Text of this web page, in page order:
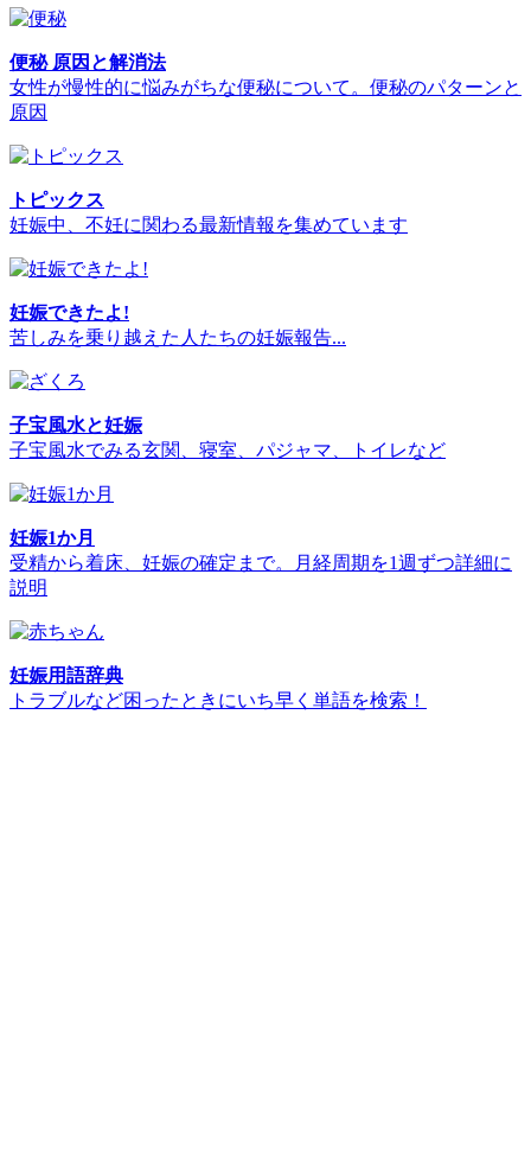
便秘 原因と解消法
女性が慢性的に悩みがちな便秘について。便秘のパターンと
原因
トピックス
妊娠中、不妊に関わる最新情報を集めています
妊娠できたよ!
苦しみを乗り越えた人たちの妊娠報告...
子宝風水と妊娠
子宝風水でみる玄関、寝室、パジャマ、トイレなど
妊娠1か月
受精から着床、妊娠の確定まで。月経周期を1週ずつ詳細に
説明
妊娠用語辞典
トラブルなど困ったときにいち早く単語を検索！